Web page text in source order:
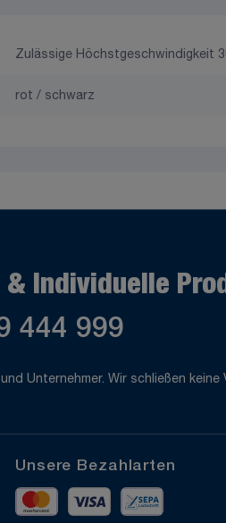
Zulässige Höchstgeschwindigkeit
rot / schwarz
Individuelle
444 999
Unternehmer. Wir schließen keine
Unsere Bezahlarten
MastercardVisa Vorkasse